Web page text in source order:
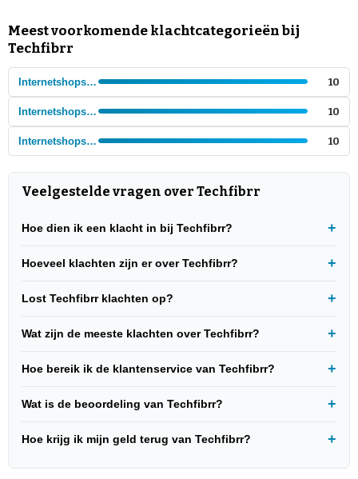
Meest voorkomende klachtcategorieën bij
Techfibrr
Internetshops - Algemeen 10
Internetshops - Elektronica 10
Internetshops - Gadgets 10
Veelgestelde vragen over Techfibrr
Hoe dien ik een klacht in bij Techfibrr?
Hoeveel klachten zijn er over Techfibrr?
Lost Techfibrr klachten op?
Wat zijn de meeste klachten over Techfibrr?
Hoe bereik ik de klantenservice van Techfibrr?
Wat is de beoordeling van Techfibrr?
Hoe krijg ik mijn geld terug van Techfibrr?